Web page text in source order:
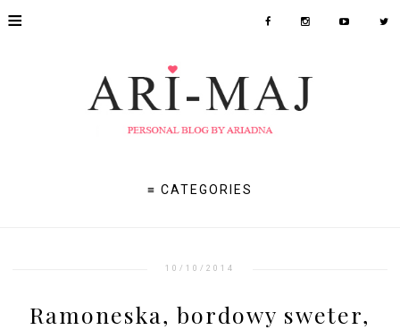
≡
≡ CATEGORIES
10/10/2014
Ramoneska, bordowy sweter,